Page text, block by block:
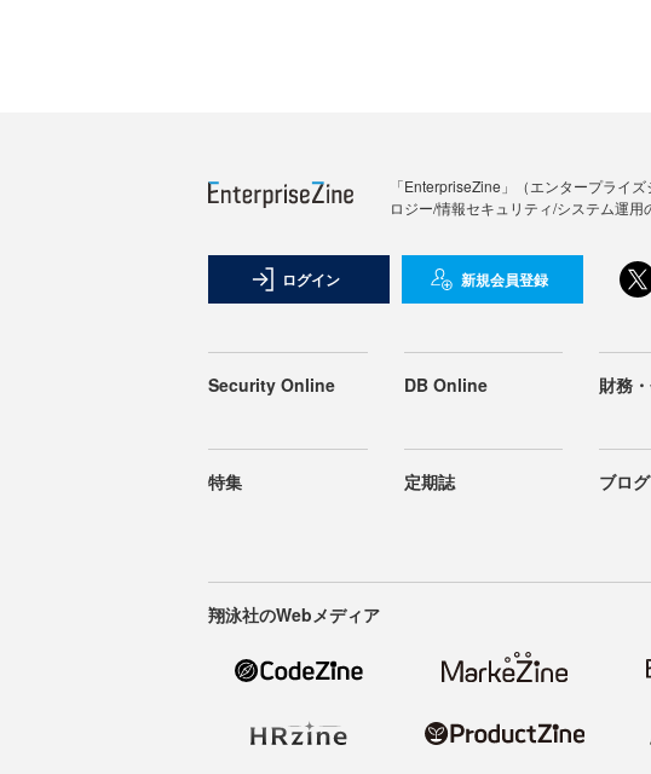
「EnterpriseZine」（エンタープライ
ロジー/情報セキュリティ/システム運
ログイン 新規会員登録
Security Online DB Online 財務
特集 定期誌 ブログ
翔泳社のWebメディア